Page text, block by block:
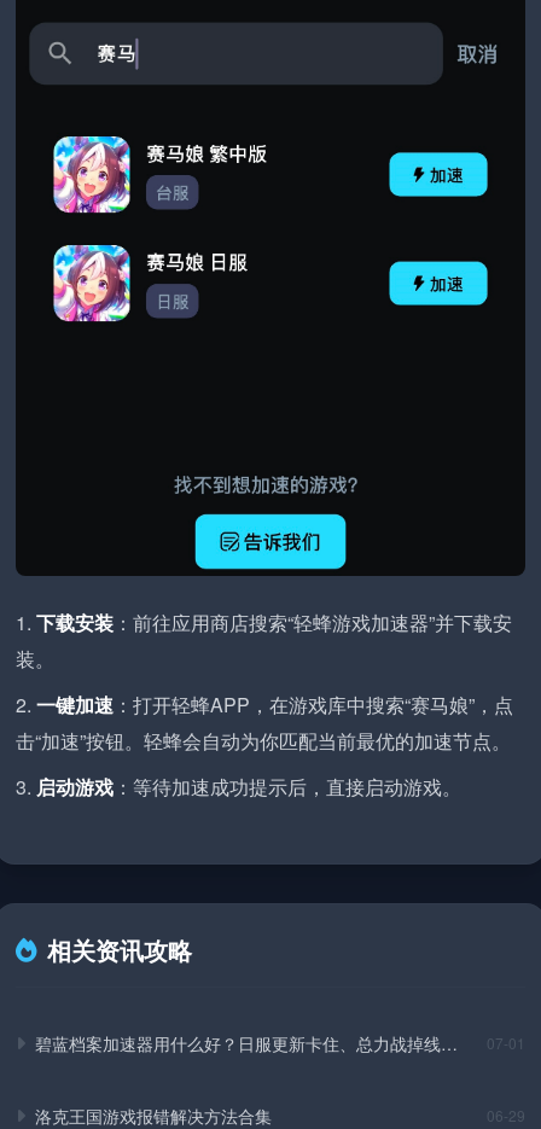
下载安装 ：前往应用商店搜索“轻蜂游戏加速器”并下载安
装。
一键加速 ：打开轻蜂APP，在游戏库中搜索“赛马娘”，点
击“加速”按钮。轻蜂会自动为你匹配当前最优的加速节点。
启动游戏 ：等待加速成功提示后，直接启动游戏。
相关资讯攻略
碧蓝档案加速器用什么好？日服更新卡住、总力战掉线实
07-01
洛克王国游戏报错解决方法合集 06-29